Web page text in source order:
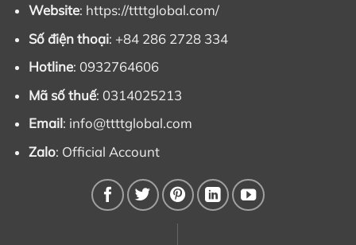
Website: https://ttttglobal.com/
Số điện thoại: +84 286 2728 334
Hotline: 0932764606
Mã số thuế: 0314025213
Email: info@ttttglobal.com
Zalo: Official Account